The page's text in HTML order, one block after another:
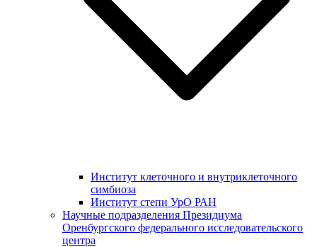
Институт клеточного и внутриклеточного
симбиоза
Институт степи УрО РАН
Научные подразделения Президиума
Оренбургского федерального исследовательского
центра